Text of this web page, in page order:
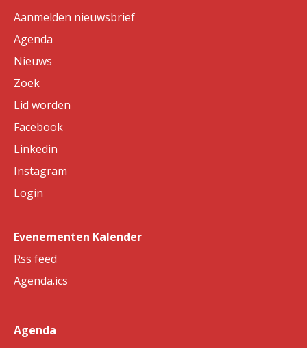
Aanmelden nieuwsbrief
Agenda
Nieuws
Zoek
Lid worden
Facebook
Linkedin
Instagram
Login
Evenementen Kalender
Rss feed
Agenda.ics
Agenda